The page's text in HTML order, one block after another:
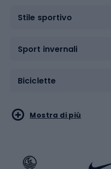
Stile sportivo
Sport invernali
Biciclette
Sport acquatici
Sport di arti marziali
Mostra di più